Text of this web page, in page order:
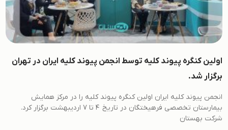
اولین کنگره پیوند کلیه توسط انجمن پیوند کلیه ایران در تهران
برگزار شد.
انجمن پیوند کلیه ایران اولین کنگره پیوند کلیه را در مرکز همایش
بیمارستان تخصصی فرهیختگان در تاریخ 4 تا 7 اردیبهشت برگزار کرد.
شرکت بهستان